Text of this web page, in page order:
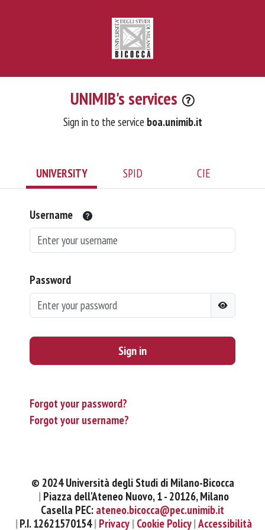
UNIMIB's services
Sign in to the service boa.unimib.it
UNIVERSITY SPID CIE
Username
Password
Sign in
Forgot your password?
Forgot your username?
© 2024 Università degli Studi di Milano-Bicocca
Piazza dell'Ateneo Nuovo, 1 - 20126, Milano
Casella PEC: ateneo.bicocca@pec.unimib.it
P.I. 12621570154 Privacy Cookie Policy Accessibilità